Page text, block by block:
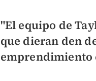
"El equipo de
que dieran den
emprendimiento